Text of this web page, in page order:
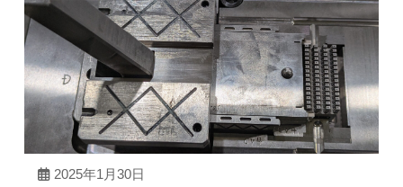
2025年1月30日